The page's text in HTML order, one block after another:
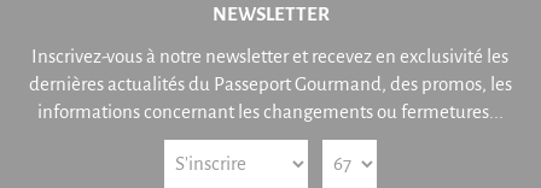
NEWSLETTER
Inscrivez-vous à notre newsletter et recevez en exclusivité les
dernières actualités du Passeport Gourmand, des promos, les
informations concernant les changements ou fermetures...